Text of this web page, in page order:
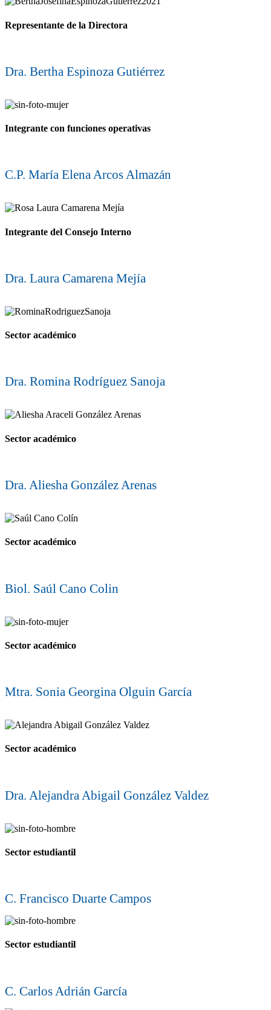
Representante de la Directora
Dra. Bertha Espinoza Gutiérrez
Integrante con funciones operativas
C.P. María Elena Arcos Almazán
Integrante del Consejo Interno
Dra. Laura Camarena Mejía
Sector académico
Dra. Romina Rodríguez Sanoja
Sector académico
Dra. Aliesha González Arenas
Sector académico
Biol. Saúl Cano Colin
Sector académico
Mtra. Sonia Georgina Olguin García
Sector académico
Dra. Alejandra Abigail González Valdez
Sector estudiantil
C. Francisco Duarte Campos
Sector estudiantil
C. Carlos Adrián García